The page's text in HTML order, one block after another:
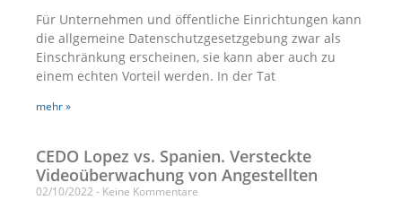
Für Unternehmen und öffentliche Einrichtungen kann
die allgemeine Datenschutzgesetzgebung zwar als
Einschränkung erscheinen, sie kann aber auch zu
einem echten Vorteil werden. In der Tat
mehr »
CEDO Lopez vs. Spanien. Versteckte
Videoüberwachung von Angestellten
02/10/2022 Keine Kommentare